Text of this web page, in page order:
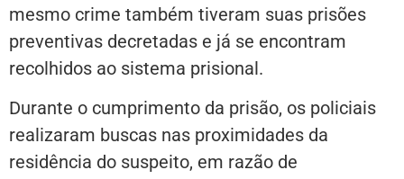
mesmo crime também tiveram suas prisões
preventivas decretadas e já se encontram
recolhidos ao sistema prisional.
Durante o cumprimento da prisão, os policiais
realizaram buscas nas proximidades da
residência do suspeito, em razão de